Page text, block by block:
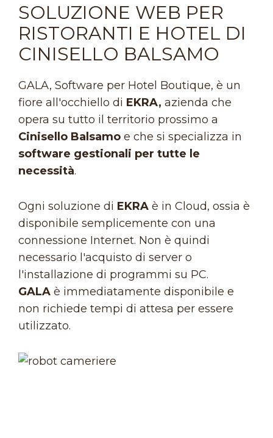
SOLUZIONE WEB PER
RISTORANTI E HOTEL DI
CINISELLO BALSAMO
GALA, Software per Hotel Boutique, è un
fiore all'occhiello di EKRA, azienda che
opera su tutto il territorio prossimo a
Cinisello Balsamo e che si specializza in
software gestionali per tutte le
necessità.
Ogni soluzione di EKRA è in Cloud, ossia è
disponibile semplicemente con una
connessione Internet. Non è quindi
necessario l'acquisto di server o
l'installazione di programmi su PC.
GALA è immediatamente disponibile e
non richiede tempi di attesa per essere
utilizzato.